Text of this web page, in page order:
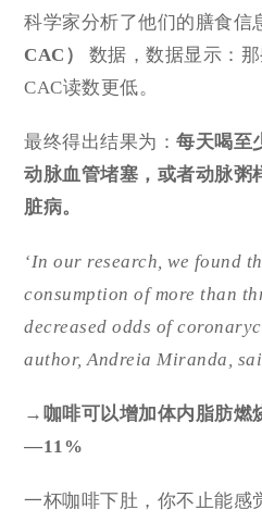
科学家分析了他们的膳食信
CAC ） 数据，数据显示：
CAC读数更低。
最终得出结果为：每天喝至
动脉血管堵塞，或者动脉粥
脏病。
‘In our research, we found
consumption of more than
decreased odds of
author, Andreia Miranda,
→咖啡可以增加体内脂肪燃
—11%
一杯咖啡下肚，你不止能感